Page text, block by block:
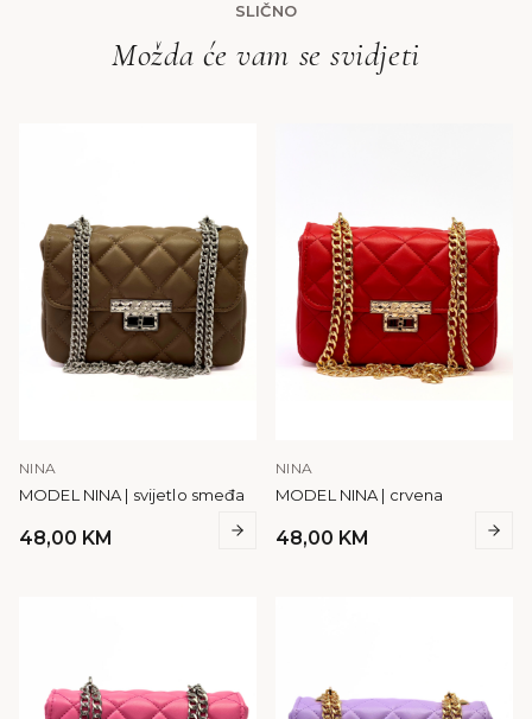
SLIČNO
Možda će vam se svidjeti
NINA
MODEL NINA | svijetlo smeđa
48,00 KM
NINA
MODEL NINA | crvena
48,00 KM